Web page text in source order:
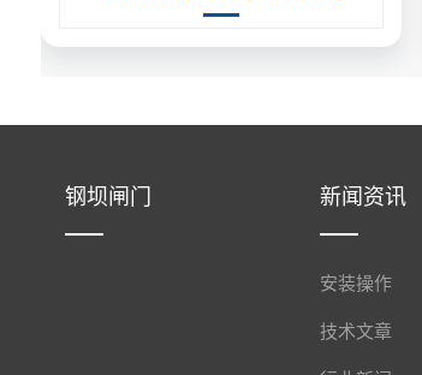
钢坝闸门 新闻资讯
安装操作
技术文章